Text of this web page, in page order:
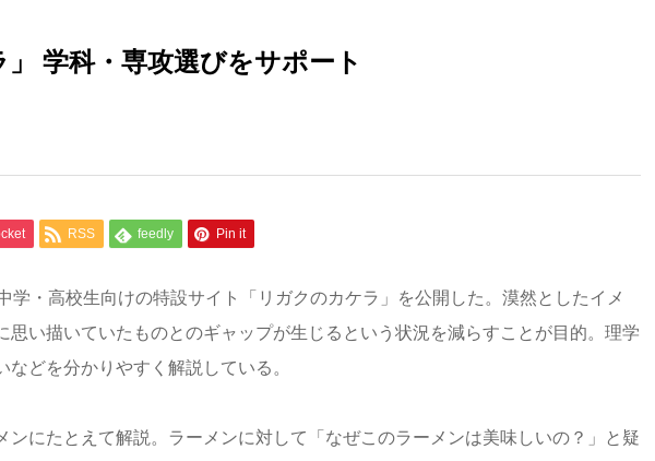
学科・専攻選びをサポート
RSS feedly Pin it
学・高校生向けの特設サイト「リガクのカケラ」を公開した。漠然としたイメ
思い描いていたものとのギャップが生じるという状況を減らすことが目的。理学
どを分かりやすく解説している。
ンにたとえて解説。ラーメンに対して「なぜこのラーメンは美味しいの？」と疑